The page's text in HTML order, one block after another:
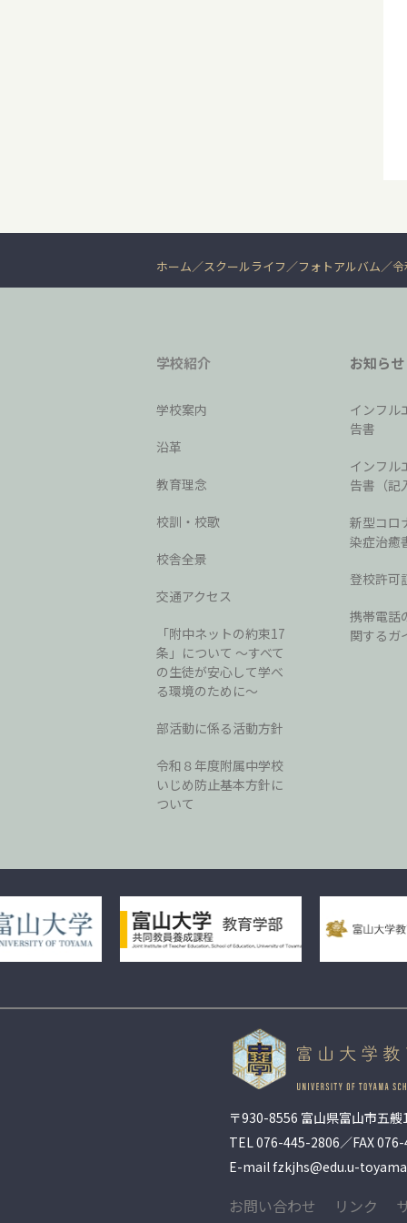
ホーム スクールライフ フォトアルバム
学校紹介
学校案内
沿革
教育理念
校訓・校歌
校舎全景
交通アクセス
「附中ネットの約束17
条」について 〜すべて
の生徒が安心して学べ
る環境のために〜
部活動に係る活動方針
令和８年度附属中学校
いじめ防止基本方針に
ついて
お知らせ
インフル
告書
インフル
告書（記
新型コロ
染症治癒
登校許可
携帯電話
関するガ
〒930-8556 富山県富山市五艘
TEL 076-445-2806／FAX
E-mail fzkjhs@edu.u-
お問い合わせ リンク